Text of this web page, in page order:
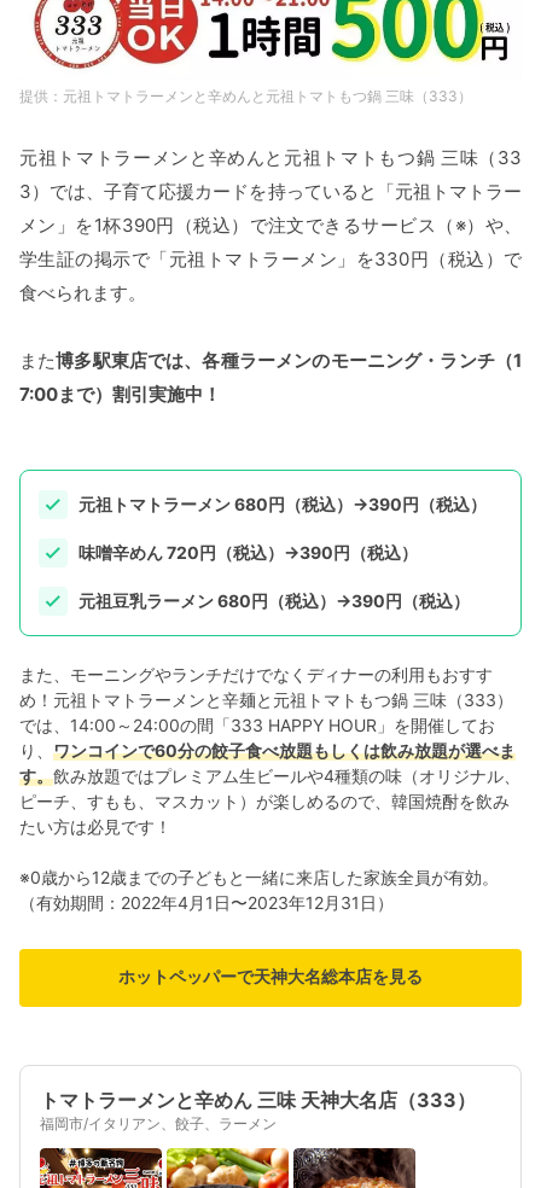
元祖トマトラーメンと辛めんと元祖トマトもつ鍋 三味（333）
元祖トマトラーメンと辛めんと元祖トマトもつ鍋 三味（33
3）では、子育て応援カードを持っていると「元祖トマトラー
メン」を1杯390円（税込）で注文できるサービス（※）や、
学生証の掲示で「元祖トマトラーメン」を330円（税込）で
食べられます。
また博多駅東店では、各種ラーメンのモーニング・ランチ（1
7:00まで）割引実施中！
元祖トマトラーメン 680円（税込）→390円（税込）
味噌辛めん 720円（税込）→390円（税込）
元祖豆乳ラーメン 680円（税込）→390円（税込）
また、モーニングやランチだけでなくディナーの利用もおすす
め！元祖トマトラーメンと辛麺と元祖トマトもつ鍋 三味（333）
では、14:00～24:00の間「333 HAPPY HOUR」を開催してお
り、 ワンコインで60分の餃子食べ放題もしくは飲み放題が選べま
す。飲み放題ではプレミアム生ビールや4種類の味（オリジナル、
ピーチ、すもも、マスカット）が楽しめるので、韓国焼酎を飲み
たい方は必見です！
※0歳から12歳までの子どもと一緒に来店した家族全員が有効。
（有効期間：2022年4月1日〜2023年12月31日）
ホットペッパーで天神大名総本店を見る
トマトラーメンと辛めん 三味 天神大名店（333）
福岡市/イタリアン、餃子、ラーメン